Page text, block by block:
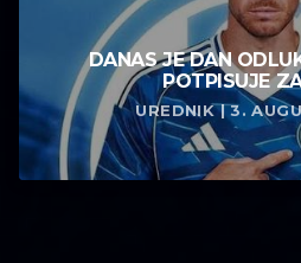
DANAS JE DAN
POTPISUJE
UREDNIK | 3.